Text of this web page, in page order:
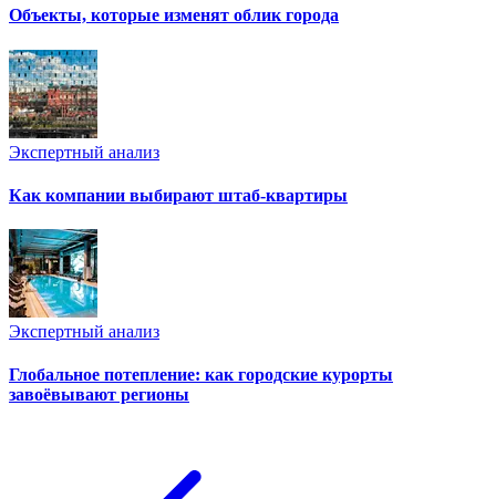
Объекты, которые изменят облик города
Экспертный анализ
Как компании выбирают штаб-квартиры
Экспертный анализ
Глобальное потепление: как городские курорты
завоёвывают регионы